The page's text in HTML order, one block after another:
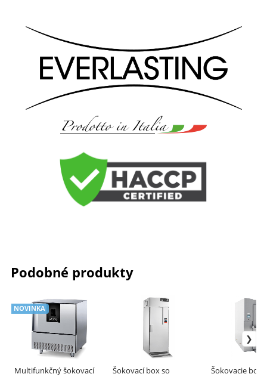
Podobné produkty
Multifunkčný šokovací
NOVINKA
Šokovací box so
Šokovacie